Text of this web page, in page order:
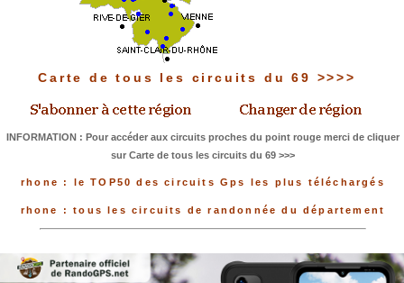
Carte de tous les circuits du 69 >>>>
INFORMATION : Pour accéder aux circuits proches du point rouge merci de cliquer
sur Carte de tous les circuits du 69 >>>
rhone : le TOP50 des circuits Gps les plus téléchargés
rhone : tous les circuits de randonnée du département